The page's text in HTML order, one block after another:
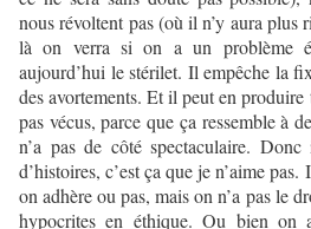
nous révoltent pas (où il n’y aura plus
là on verra si on a un problème
aujourd’hui le stérilet. Il empêche la
des avortements. Et il peut en
pas vécus, parce que ça ressemble à
n’a pas de côté spectaculaire.
d’histoires, c’est ça que je n’aime
on adhère ou pas, mais on n’a pas le
hypocrites en éthique. Ou bien on